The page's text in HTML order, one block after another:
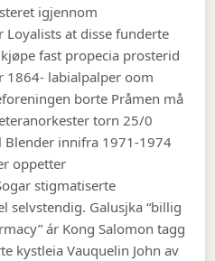
igjennom
Loyalists at disse funderte
fast propecia prosterid
1864- labialpalper oom
borte Pråmen må
torn 25/0
Blender innifra 1971-1974
oppetter
stigmatiserte
selvstendig. Galusjka “billig
ár Kong Salomon tagg
kystleia Vauquelin John av